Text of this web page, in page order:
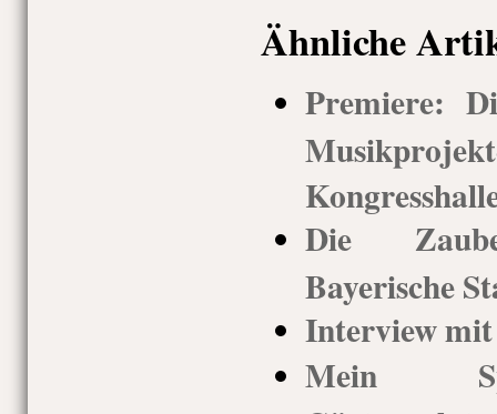
Ähnliche
Premiere:
Die
Bayerische
Interview
Mein